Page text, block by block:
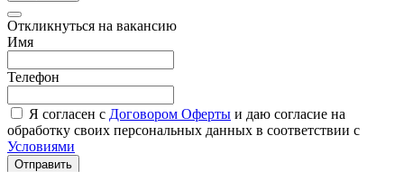
Откликнуться на вакансию
Имя
Телефон
Я согласен с Договором Оферты и даю согласие на
обработку своих персональных данных в соответствии с
Условиями
Отправить